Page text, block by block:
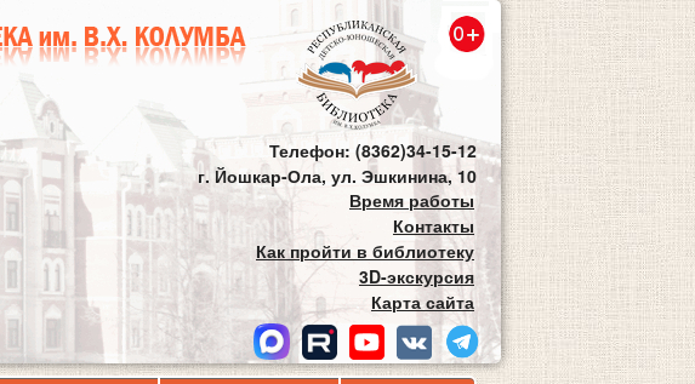
Телефон: (8362)34-15-12
г. Йошкар-Ола, ул. Эшкинина, 10
Время работы
Контакты
Как пройти в библиотеку
3D-экскурсия
Карта сайта